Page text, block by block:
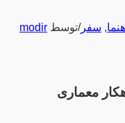
, سفر/توسط modir
معماری